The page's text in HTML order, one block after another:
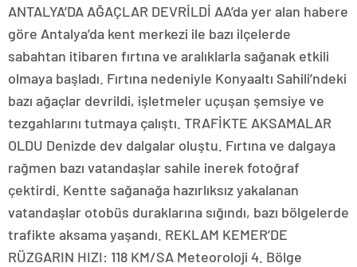
ANTALYA’DA AĞAÇLAR DEVRİLDİ AA’da yer alan habere
göre Antalya’da kent merkezi ile bazı ilçelerde
sabahtan itibaren fırtına ve aralıklarla sağanak etkili
olmaya başladı. Fırtına nedeniyle Konyaaltı Sahili’ndeki
bazı ağaçlar devrildi, işletmeler uçuşan şemsiye ve
tezgahlarını tutmaya çalıştı. TRAFİKTE AKSAMALAR
OLDU Denizde dev dalgalar oluştu. Fırtına ve dalgaya
rağmen bazı vatandaşlar sahile inerek fotoğraf
çektirdi. Kentte sağanağa hazırlıksız yakalanan
vatandaşlar otobüs duraklarına sığındı, bazı bölgelerde
trafikte aksama yaşandı. REKLAM KEMER’DE
RÜZGARIN HIZI: 118 KM/SA Meteoroloji 4. Bölge